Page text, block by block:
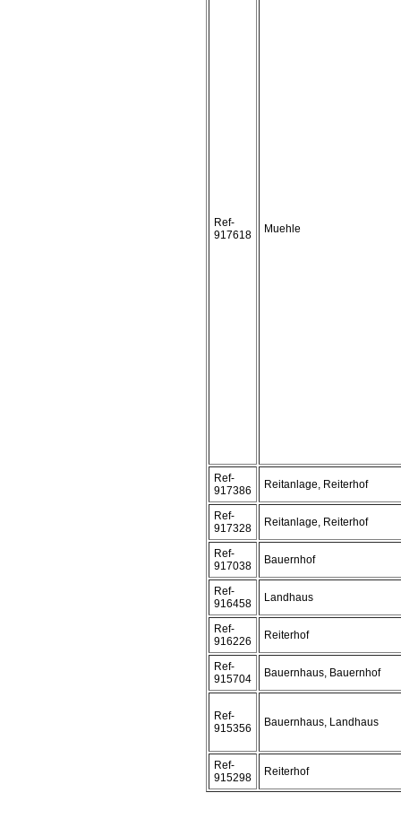
Ref-
917618
Muehle
Ref-
917386
Reitanlage, Reiterhof
Ref-
917328
Reitanlage, Reiterhof
Ref-
917038
Bauernhof
Ref-
916458
Landhaus
Ref-
916226
Reiterhof
Ref-
915704
Bauernhaus, Bauernhof
Ref-
915356
Bauernhaus, Landhaus
Ref-
915298
Reiterhof